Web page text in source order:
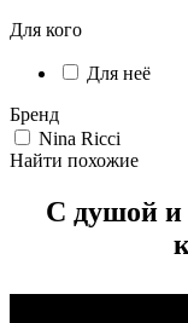
Для кого
Для неё
Бренд
Nina Ricci
Найти похожие
С душой и